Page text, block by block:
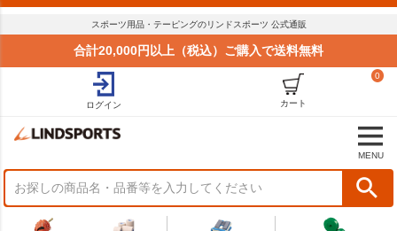
スポーツ用品・テーピングのリンドスポーツ 公式通販
合計20,000円以上（税込）ご購入で送料無料
ログイン
0
カート
MENU